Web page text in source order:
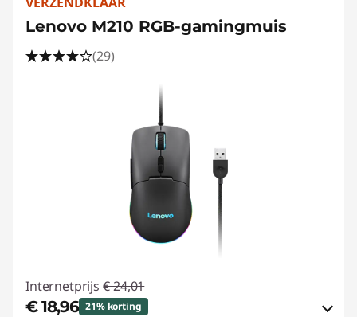
Lenovo M210 RGB-gamingmuis
(29)
Internetprijs € 24,01
€ 18,96 21% korting